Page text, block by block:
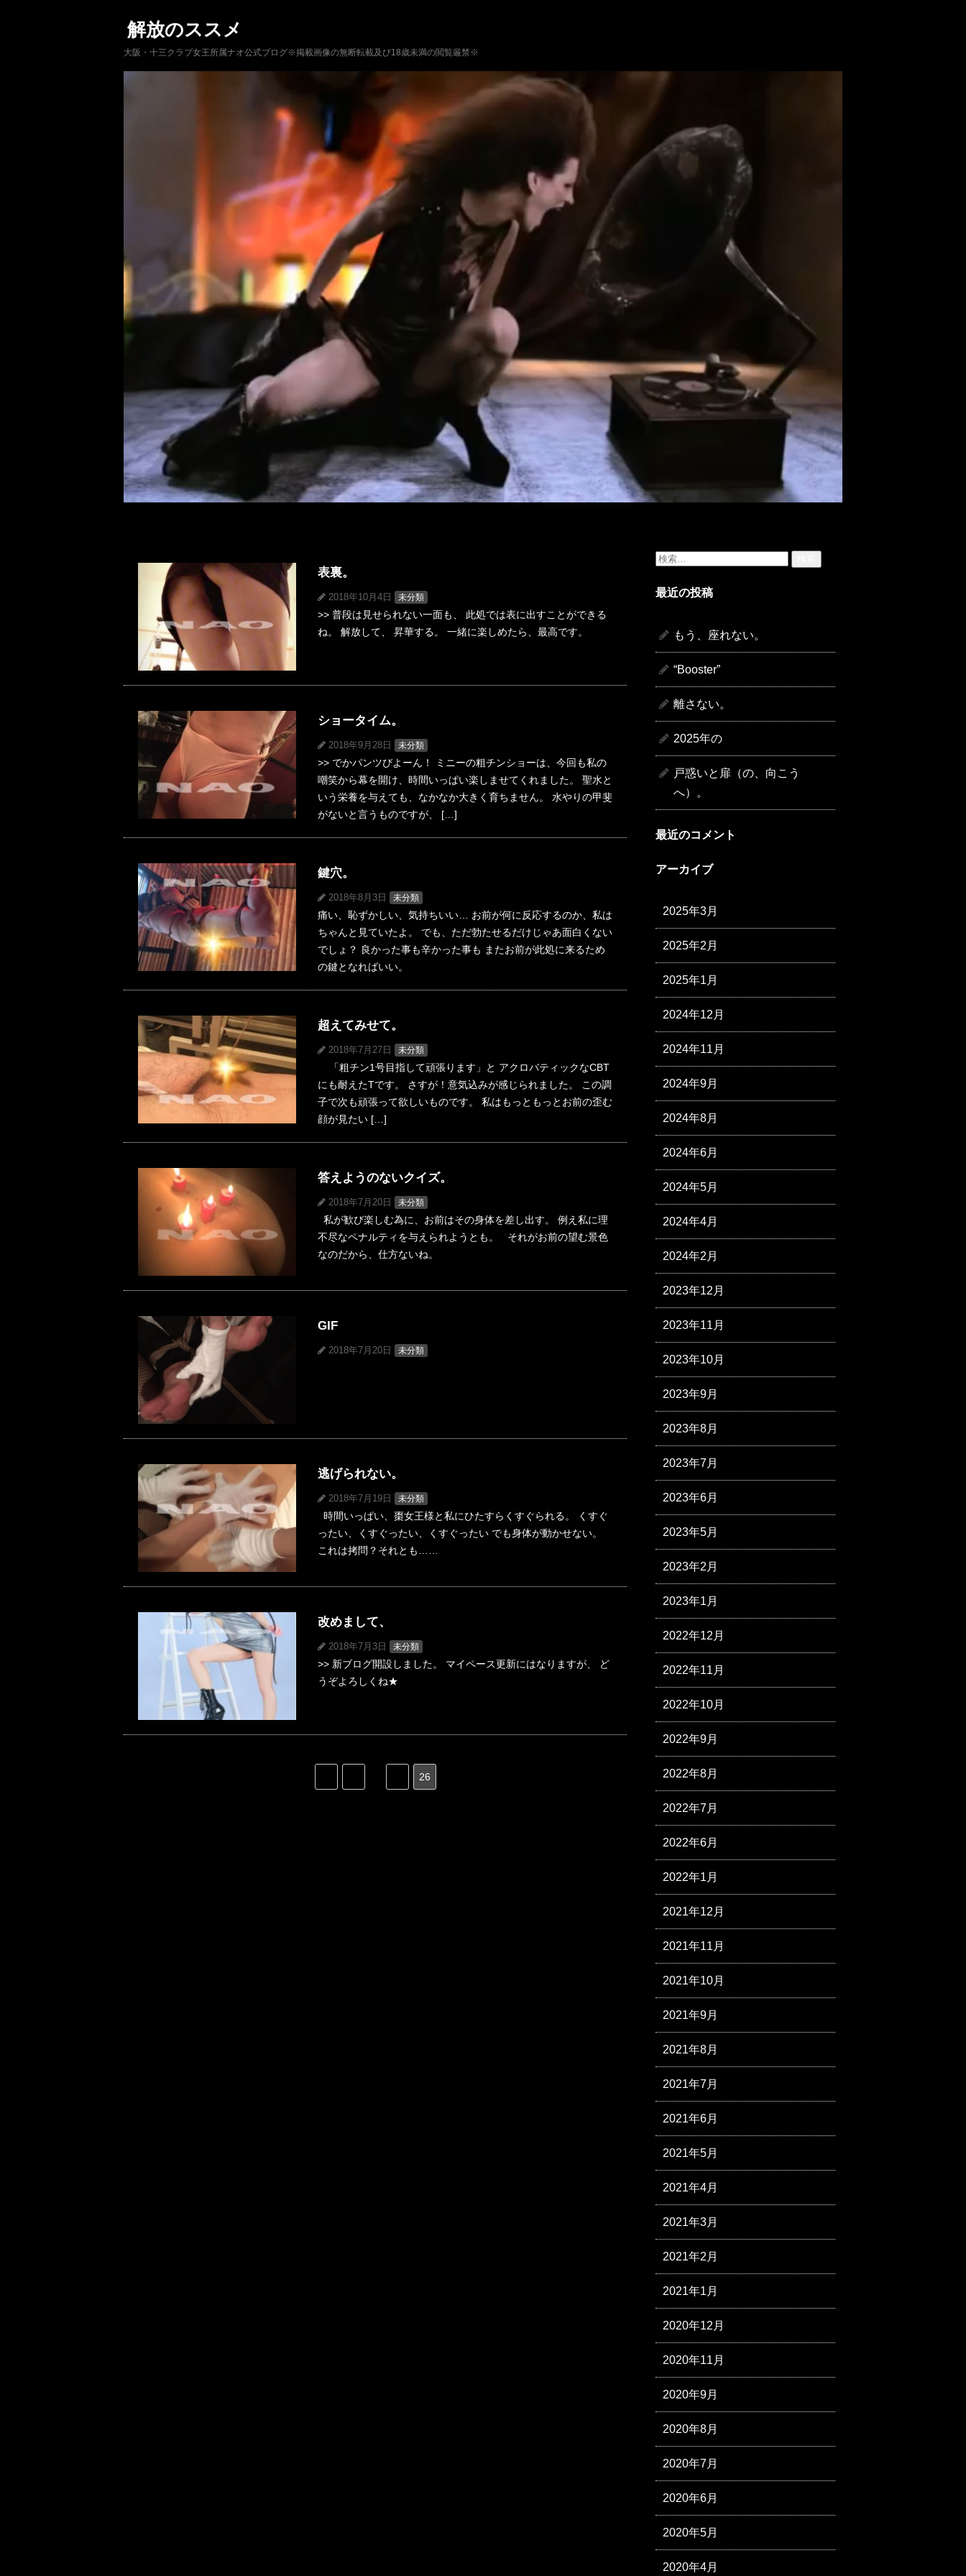
解放のススメ
大阪・十三クラブ女王所属ナオ公式ブログ※掲載画像の無断転載及び18歳未満の閲覧厳禁※
表裏。
2018年10月4日 未分類
>> 普段は見せられない一面も、 此処では表に出すことができる
ね。 解放して、 昇華する。 一緒に楽しめたら、最高です。
ショータイム。
2018年9月28日 未分類
>> でかパンツびよーん！ ミニーの粗チンショーは、今回も私の
嘲笑から幕を開け、時間いっぱい楽しませてくれました。 聖水と
いう栄養を与えても、なかなか大きく育ちません。 水やりの甲斐
がないと言うものですが、 […]
鍵穴。
2018年8月3日 未分類
痛い、恥ずかしい、気持ちいい… お前が何に反応するのか、私は
ちゃんと見ていたよ。 でも、ただ勃たせるだけじゃあ面白くない
でしょ？ 良かった事も辛かった事も またお前が此処に来るため
の鍵となればいい。
超えてみせて。
2018年7月27日 未分類
「粗チン1号目指して頑張ります」と アクロバティックなCBT
にも耐えたTです。 さすが！意気込みが感じられました。 この調
子で次も頑張って欲しいものです。 私はもっともっとお前の歪む
顔が見たい […]
答えようのないクイズ。
2018年7月20日 未分類
私が歓び楽しむ為に、お前はその身体を差し出す。 例え私に理
不尽なペナルティを与えられようとも。 それがお前の望む景色
なのだから、仕方ないね。
GIF
2018年7月20日 未分類
逃げられない。
2018年7月19日 未分類
時間いっぱい、棗女王様と私にひたすらくすぐられる。 くすぐ
ったい、くすぐったい、くすぐったい でも身体が動かせない。
これは拷問？それとも……
改めまして、
2018年7月3日 未分類
>> 新ブログ開設しました。 マイペース更新にはなりますが、 ど
うぞよろしくね★
26
検
最近の投稿
もう、座れない。
“Booster”
離さない。
2025年の
戸惑いと扉（の、向こう
へ）。
最近のコメント
アーカイブ
2025年3月
2025年2月
2025年1月
2024年12月
2024年11月
2024年9月
2024年8月
2024年6月
2024年5月
2024年4月
2024年2月
2023年12月
2023年11月
2023年10月
2023年9月
2023年8月
2023年7月
2023年6月
2023年5月
2023年2月
2023年1月
2022年12月
2022年11月
2022年10月
2022年9月
2022年8月
2022年7月
2022年6月
2022年1月
2021年12月
2021年11月
2021年10月
2021年9月
2021年8月
2021年7月
2021年6月
2021年5月
2021年4月
2021年3月
2021年2月
2021年1月
2020年12月
2020年11月
2020年9月
2020年8月
2020年7月
2020年6月
2020年5月
2020年4月